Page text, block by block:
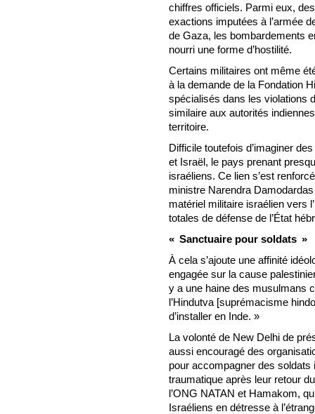
chiffres officiels. Parmi eux,
exactions imputées à l’armée
de Gaza, les bombardements
nourri une forme d’hostilité.
Certains militaires ont même
à la demande de la Fondation
spécialisés dans les violations
similaire aux autorités
territoire.
Difficile toutefois d’imaginer
et Israël, le pays prenant
israéliens. Ce lien s’est
ministre Narendra
matériel militaire israélien vers
totales de défense de l’État
« Sanctuaire pour soldats »
À cela s’ajoute une affinité
engagée sur la cause
y a une haine des musulmans
l’Hindutva [suprémacisme
d’installer en Inde. »
La volonté de New Delhi de
aussi encouragé des
pour accompagner des
traumatique après leur retour
l’ONG NATAN et Hamakom,
Israéliens en détresse à